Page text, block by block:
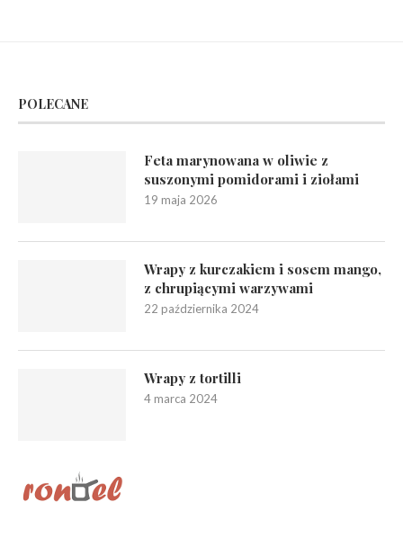
POLECANE
Feta marynowana w oliwie z
suszonymi pomidorami i ziołami
19 maja 2026
Wrapy z kurczakiem i sosem mango,
z chrupiącymi warzywami
22 października 2024
Wrapy z tortilli
4 marca 2024